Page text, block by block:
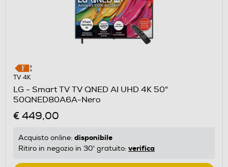
TV 4K
LG - Smart TV TV QNED AI UHD 4K 50"
50QNED80A6A-Nero
€ 449,00
Acquisto online: disponibile
Ritiro in negozio in 30' gratuito: verifica